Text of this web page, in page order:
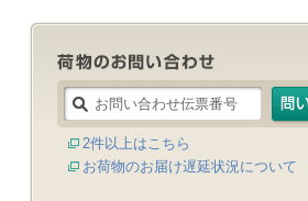
2件以上はこちら
お荷物のお届け遅延状況について